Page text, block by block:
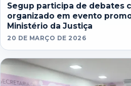
Segup participa de debates
organizado em evento
Ministério da Justiça
20 DE MARÇO DE 2026